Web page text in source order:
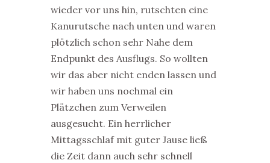
wieder vor uns hin, rutschten eine
Kanurutsche nach unten und waren
plötzlich schon sehr Nahe dem
Endpunkt des Ausflugs. So wollten
wir das aber nicht enden lassen und
wir haben uns nochmal ein
Plätzchen zum Verweilen
ausgesucht. Ein herrlicher
Mittagsschlaf mit guter Jause ließ
die Zeit dann auch sehr schnell